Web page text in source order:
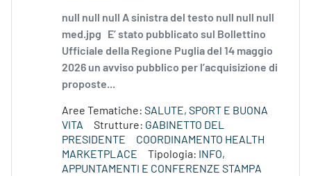
null null null A sinistra del testo null null null
med.jpg E’ stato pubblicato sul Bollettino
Ufficiale della Regione Puglia del 14 maggio
2026 un avviso pubblico per l’acquisizione di
proposte...
Aree Tematiche: SALUTE, SPORT E BUONA
VITA
Strutture: GABINETTO DEL
PRESIDENTE
COORDINAMENTO HEALTH
MARKETPLACE
Tipologia:
INFO,
APPUNTAMENTI E CONFERENZE STAMPA